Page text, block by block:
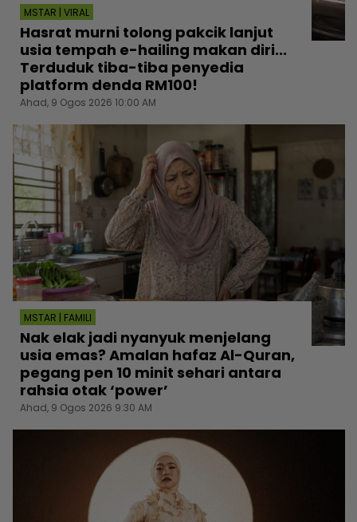
MSTAR | VIRAL
Hasrat murni tolong pakcik lanjut
usia tempah e-hailing makan diri...
Terduduk tiba-tiba penyedia
platform denda RM100!
Ahad, 9 Ogos 2026 10:00 AM
MSTAR | FAMILI
Nak elak jadi nyanyuk menjelang
usia emas? Amalan hafaz Al-Quran,
pegang pen 10 minit sehari antara
rahsia otak ‘power’
Ahad, 9 Ogos 2026 9:30 AM